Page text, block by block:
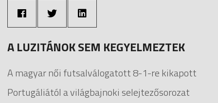
A LUZITÁNOK SEM KEGYELMEZTEK
A magyar női futsalválogatott 8-1-re kikapott
Portugáliától a világbajnoki selejtezősorozat